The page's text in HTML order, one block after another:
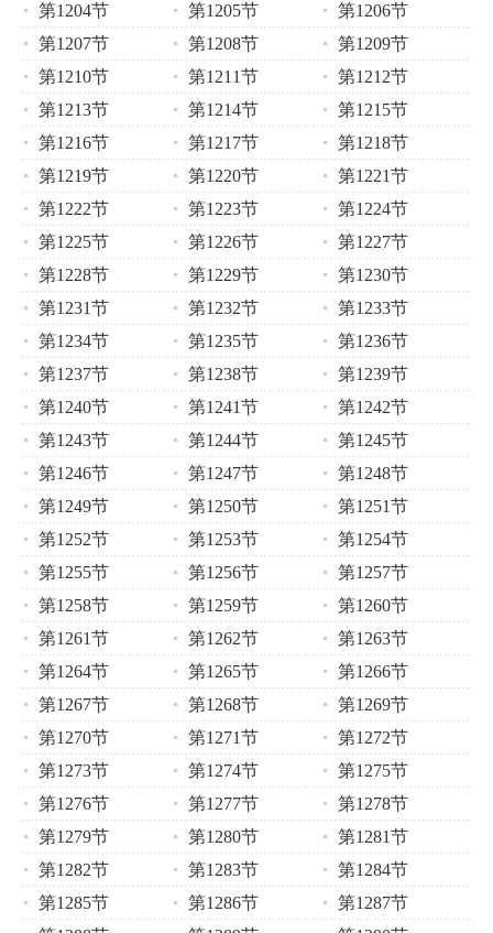
第1204节
第1205节
第1206节
第1207节
第1208节
第1209节
第1210节
第1211节
第1212节
第1213节
第1214节
第1215节
第1216节
第1217节
第1218节
第1219节
第1220节
第1221节
第1222节
第1223节
第1224节
第1225节
第1226节
第1227节
第1228节
第1229节
第1230节
第1231节
第1232节
第1233节
第1234节
第1235节
第1236节
第1237节
第1238节
第1239节
第1240节
第1241节
第1242节
第1243节
第1244节
第1245节
第1246节
第1247节
第1248节
第1249节
第1250节
第1251节
第1252节
第1253节
第1254节
第1255节
第1256节
第1257节
第1258节
第1259节
第1260节
第1261节
第1262节
第1263节
第1264节
第1265节
第1266节
第1267节
第1268节
第1269节
第1270节
第1271节
第1272节
第1273节
第1274节
第1275节
第1276节
第1277节
第1278节
第1279节
第1280节
第1281节
第1282节
第1283节
第1284节
第1285节
第1286节
第1287节